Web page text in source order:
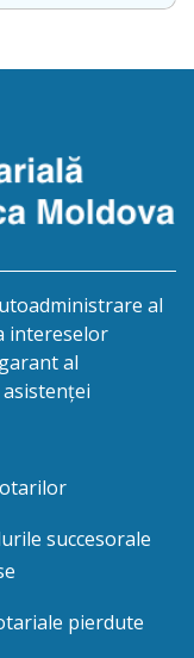
și unu/.
al
intereselor
al
succesorale
pierdute